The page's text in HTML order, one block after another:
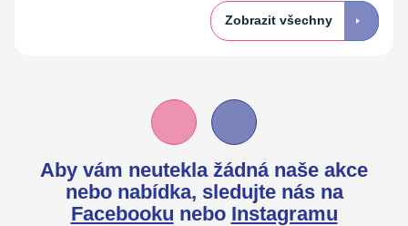
Zobrazit všechny
Aby vám neutekla žádná naše akce
nebo nabídka, sledujte nás na
Facebooku nebo Instagramu